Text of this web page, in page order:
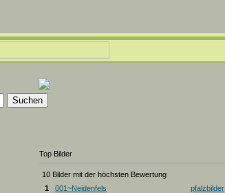
Top Bilder
10 Bilder mit der höchsten Bewertung
1
001~Neidenfels pfalzbilder